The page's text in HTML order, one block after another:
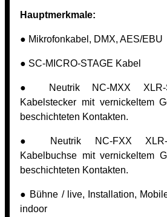
Hauptmerkmale:
● Mikrofonkabel, DMX, AES/EBU
● SC-MICRO-STAGE Kabel
● Neutrik NC-MXX XLR-
Kabelstecker mit vernickeltem
beschichteten Kontakten.
● Neutrik NC-FXX XLR-
Kabelbuchse mit vernickeltem
beschichteten Kontakten.
● Bühne / live, Installation,
indoor